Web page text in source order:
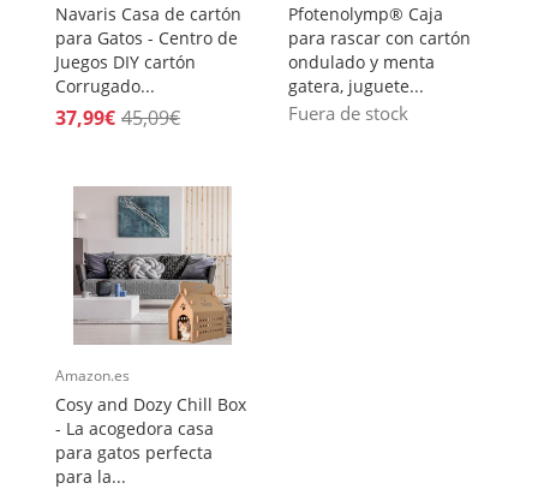
Navaris Casa de cartón
para Gatos - Centro de
Juegos DIY cartón
Corrugado...
37,99€ 45,09€
Pfotenolymp® Caja
para rascar con cartón
ondulado y menta
gatera, juguete...
Fuera de stock
Amazon.es
Cosy and Dozy Chill Box
- La acogedora casa
para gatos perfecta
para la...